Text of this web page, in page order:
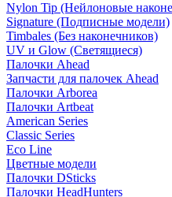
Nylon Tip (Нейлоновые
Signature (Подписные модели)
Timbales (Без наконечников)
UV и Glow (Светящиеся)
Палочки Ahead
Запчасти для палочек Ahead
Палочки Arborea
Палочки Artbeat
American Series
Classic Series
Eco Line
Цветные модели
Палочки DSticks
Палочки HeadHunters